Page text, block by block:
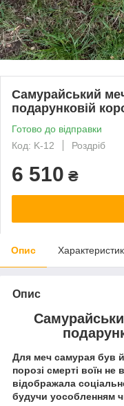
Самурайський
подарунковій
Готово до відправки
Код: K-12
Роздріб
6 510 ₴
Опис
Опис
Для меч самурая був
порозі смерті воїн не
відображала
будучи уособленням